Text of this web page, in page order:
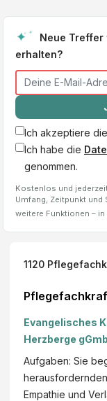
Neue Treffer
erhalten?
Ich akzeptiere die
Ich habe die
genommen.
Kostenlos und
Umfang, Zeitpunkt
weitere Funktionen – in
1120
Evangelisches
Herzberge
Aufgaben: Sie
Empathie und